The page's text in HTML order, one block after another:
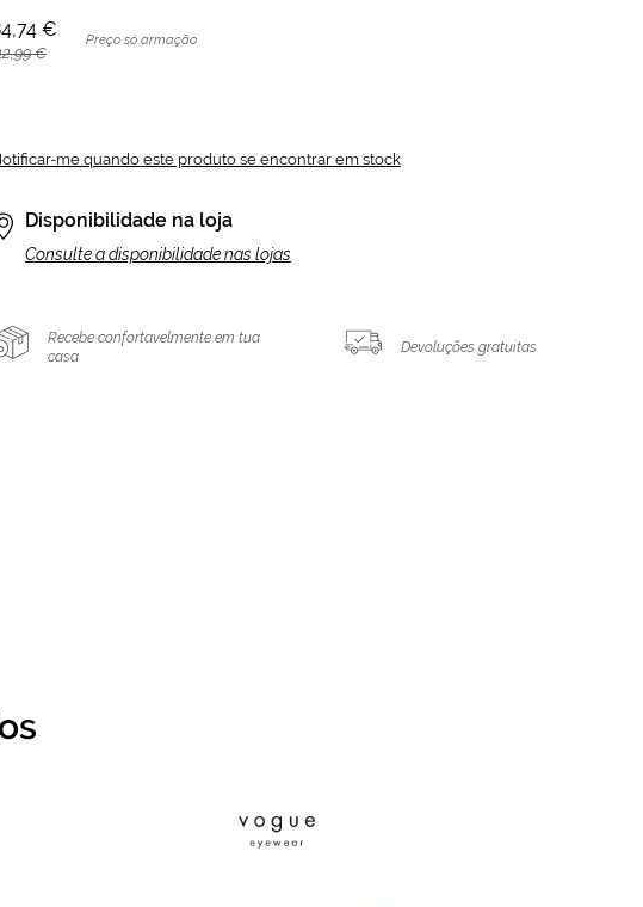
€
€
Preço só armação
me quando este produto se encontrar em stock
Disponibilidade na loja
Consulte a disponibilidade nas lojas
Recebe confortavelmente em tua
casa
Devoluções gratuitas